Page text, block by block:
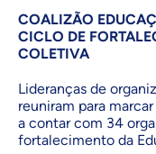
COALIZÃO
CICLO DE
COLETIVA
Lideranças de
reuniram para
a contar com 34
fortalecimento da